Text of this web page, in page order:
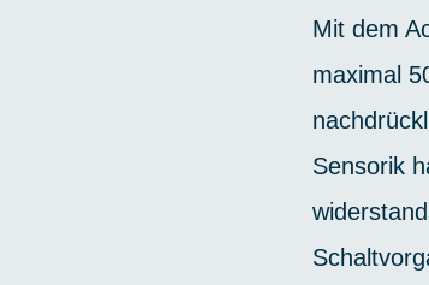
Mit dem
maximal
Sensorik